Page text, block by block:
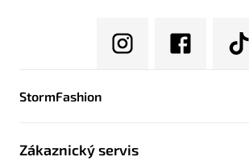
StormFashion
Zákaznický servis